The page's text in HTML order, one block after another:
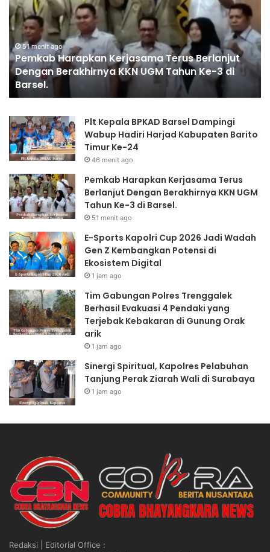
Cup
2026
Jadi
Wadah
Gen
Z
Kembangkan
Potensi
Ekosistem
Digital
1 jam ago
E-Sports Kapolri Cup 2026 Jadi Wadah Gen Z
Kembangkan Potensi di Ekosistem Digital
Plt Kepala BPKAD Barsel Dampingi
Wabup Hadiri Harjad Kabupaten Barito
Timur Ke-24
46 menit ago
Pemkab Harapkan Kerjasama Terus
Berlanjut Dengan Berakhirnya KKN UGM
Tahun Ke-3 di Barsel.
51 menit ago
E-Sports Kapolri Cup 2026 Jadi Wadah
Gen Z Kembangkan Potensi di
Ekosistem Digital
1 jam ago
Tim Gabungan Polres Trenggalek
Berhasil Evakuasi 4 Pendaki yang
Terjebak Kebakaran di Gunung Orak
arik
1 jam ago
Sinergi Spiritual, Kapolres Pelabuhan
Tanjung Perak Ziarah Wali di Surabaya
1 jam ago
Redaksi | Editorial Office :